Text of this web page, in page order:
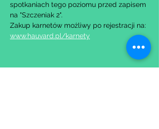
spotkaniach tego poziomu przed zapisem
na "Szczeniak 2".
Zakup karnetów możliwy po rejestracji na:
www.hauvard.pl/karnety